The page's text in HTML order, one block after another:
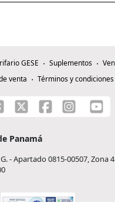
GESE Suplementos
venta
Términos y condiciones
Panamá
- Apartado 0815-00507, Zona 4